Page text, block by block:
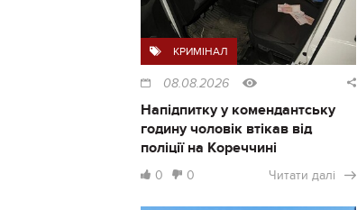
КРИМІНАЛ
08.08.2026
Напідпитку у комендантську
годину чоловік втікав від
поліції на Кореччині
0 0 Читати далі